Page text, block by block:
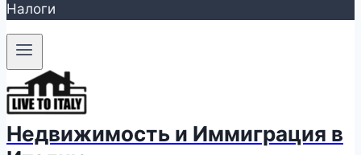
Налоги
Недвижимость и Иммиграция в